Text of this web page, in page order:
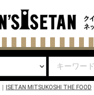
ISETAN MITSUKOSHI THE FOOD